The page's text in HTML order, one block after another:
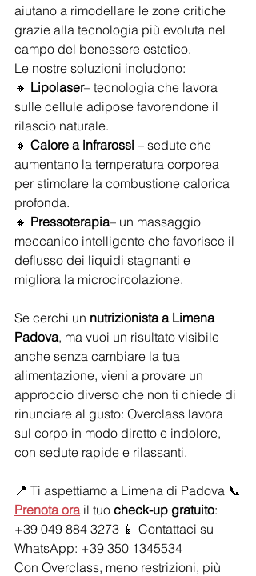
aiutano a rimodellare le zone critiche
grazie alla tecnologia più evoluta nel
campo del benessere estetico.
Le nostre soluzioni includono:
🔸 Lipolaser– tecnologia che lavora
sulle cellule adipose favorendone il
rilascio naturale.
🔸 Calore a infrarossi – sedute che
aumentano la temperatura corporea
per stimolare la combustione calorica
profonda.
🔸 Pressoterapia– un massaggio
meccanico intelligente che favorisce il
deflusso dei liquidi stagnanti e
migliora la microcircolazione.
Se cerchi un nutrizionista a Limena
Padova, ma vuoi un risultato visibile
anche senza cambiare la tua
alimentazione, vieni a provare un
approccio diverso che non ti chiede di
rinunciare al gusto: Overclass lavora
sul corpo in modo diretto e indolore,
con sedute rapide e rilassanti.
📍 Ti aspettiamo a Limena di Padova 📞
Prenota ora il tuo check-up gratuito:
+39 049 884 3273 📱 Contattaci su
WhatsApp: +39 350 1345534
Con Overclass, meno restrizioni, più